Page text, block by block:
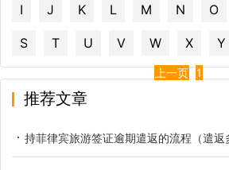
I J K L M N O
S T U V W X Y
上一页 1
推荐文章
持菲律宾旅游签证逾期遣返的流程（遣返